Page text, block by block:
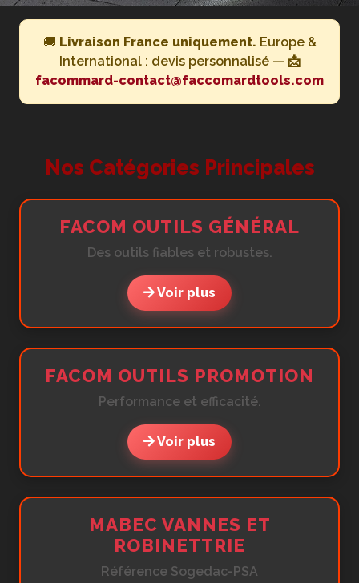
🚚 Livraison France uniquement. Europe &
International : devis personnalisé — 📩
facommard-contact@faccomardtools.com
Nos Catégories Principales
FACOM OUTILS GÉNÉRAL
Des outils fiables et robustes.
Voir plus
FACOM OUTILS PROMOTION
Performance et efficacité.
Voir plus
MABEC VANNES ET
ROBINETTRIE
Référence Sogedac-PSA